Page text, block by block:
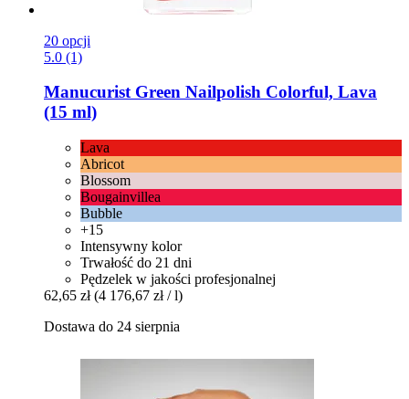
20 opcji
5.0 (1)
ManucuristGreen Nailpolish Colorful, Lava
(15 ml)
Lava
Abricot
Blossom
Bougainvillea
Bubble
+15
Intensywny kolor
Trwałość do 21 dni
Pędzelek w jakości profesjonalnej
62,65 zł (4 176,67 zł / l)
Dostawa do 24 sierpnia